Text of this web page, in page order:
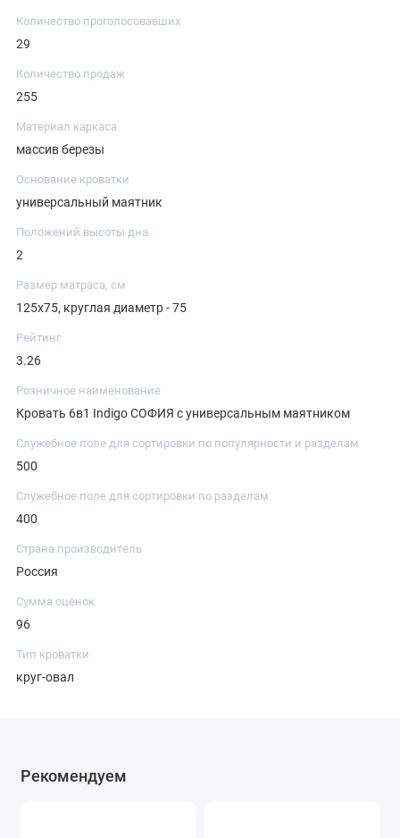
Количество проголосовавших
29
Количество продаж
255
Материал каркаса
массив березы
Основание кроватки
универсальный маятник
Положений высоты дна
2
Размер матраса, см
125х75, круглая диаметр - 75
Рейтинг
3.26
Розничное наименование
Кровать 6в1 Indigo СОФИЯ с универсальным маятником
Служебное поле для сортировки по популярности и разделам
500
Служебное поле для сортировки по разделам
400
Страна производитель
Россия
Сумма оценок
96
Тип кроватки
круг-овал
Рекомендуем